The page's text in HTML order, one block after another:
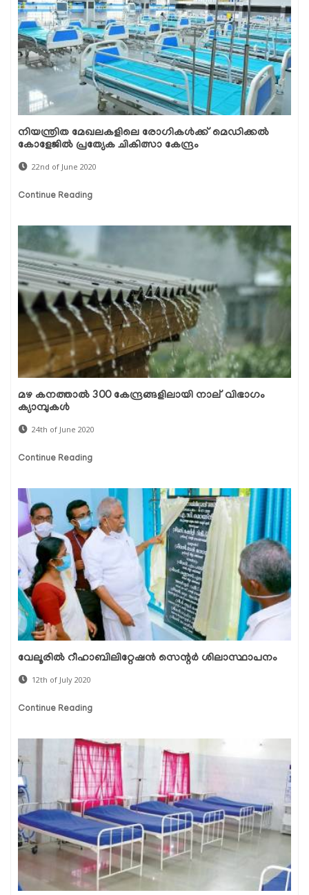
നിയന്ത്രിത മേഖലകളിലെ രോഗികള്‍ക്ക് മെഡിക്കല്‍
കോളേജില്‍ പ്രത്യേക ചികിത്സാ കേന്ദ്രം
22nd of June 2020
Continue Reading
മഴ കനത്താല്‍ 300 കേന്ദ്രങ്ങളിലായി നാല് വിഭാഗം
ക്യാമ്പുകള്‍
24th of June 2020
Continue Reading
വേലൂരില്‍ റീഹാബിലിറ്റേഷന്‍ സെന്റര്‍ ശിലാസ്ഥാപനം
12th of July 2020
Continue Reading